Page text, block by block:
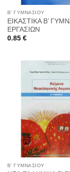
Β' ΓΥΜΝΑΣΙΟΥ
ΕΙΚΑΣΤΙΚΑ Β’
ΕΡΓΑΣΙΩΝ
0.85 €
Β' ΓΥΜΝΑΣΙΟΥ